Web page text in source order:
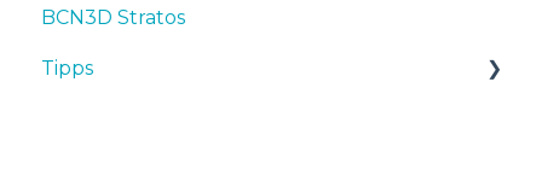
Wartung
Tipps
First steps
Maintenance
Tipps
TPU
BCN3D Stratos
Tipps